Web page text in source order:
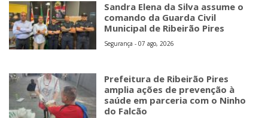
Sandra Elena da Silva assume o
comando da Guarda Civil
Municipal de Ribeirão Pires
Segurança - 07 ago, 2026
Prefeitura de Ribeirão Pires
amplia ações de prevenção à
saúde em parceria com o Ninho
do Falcão